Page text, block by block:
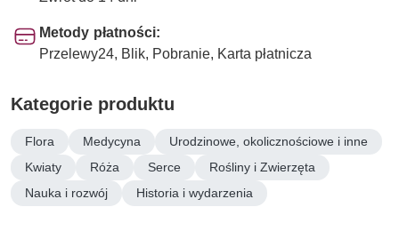
Metody płatności:
Przelewy24, Blik, Pobranie, Karta płatnicza
Kategorie produktu
Flora Medycyna
Urodzinowe, okolicznościowe i inne
Kwiaty
Róża Serce
Rośliny i Zwierzęta
Nauka i rozwój
Historia i wydarzenia